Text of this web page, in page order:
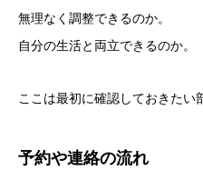
無理なく調整できるのか。
自分の生活と両立できるのか。
ここは最初に確認しておきたい
予約や連絡の流れ